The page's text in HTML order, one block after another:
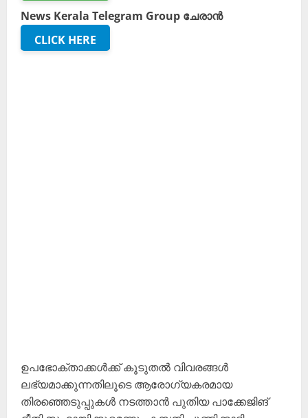
News Kerala Telegram Group ചേരാൻ
CLICK HERE
ഉപഭോക്താക്കൾക്ക് കൂടുതൽ വിവരങ്ങൾ
ലഭ്യമാക്കുന്നതിലൂടെ ആരോഗ്യകരമായ
തിരഞ്ഞെടുപ്പുകൾ നടത്താൻ പുതിയ പാക്കേജിങ്